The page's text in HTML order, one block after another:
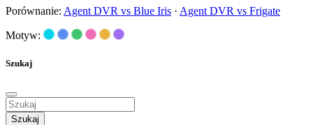
Porównanie: Agent DVR vs Blue Iris · Agent DVR vs Frigate
Motyw:
Szukaj
Szukaj